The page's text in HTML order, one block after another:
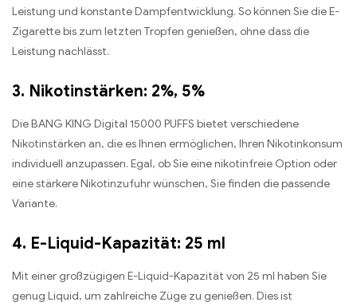
Leistung und konstante Dampfentwicklung. So können Sie die E-
Zigarette bis zum letzten Tropfen genießen, ohne dass die
Leistung nachlässt.
3. Nikotinstärken: 2%, 5%
Die BANG KING Digital 15000 PUFFS bietet verschiedene
Nikotinstärken an, die es Ihnen ermöglichen, Ihren Nikotinkonsum
individuell anzupassen. Egal, ob Sie eine nikotinfreie Option oder
eine stärkere Nikotinzufuhr wünschen, Sie finden die passende
Variante.
4. E-Liquid-Kapazität: 25 ml
Mit einer großzügigen E-Liquid-Kapazität von 25 ml haben Sie
genug Liquid, um zahlreiche Züge zu genießen. Dies ist